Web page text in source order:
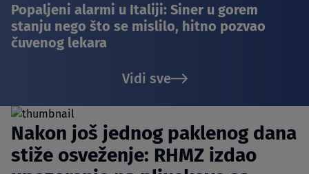
Popaljeni alarmi u Italiji: Siner u gorem
stanju nego što se mislilo, hitno pozvao
čuvenog lekara
Vidi sve
Nakon još jednog paklenog dana
stiže osveženje: RHMZ izdao